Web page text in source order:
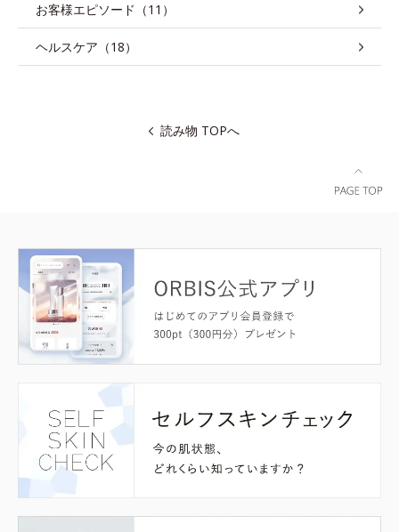
お客様エピソード（11）
ヘルスケア（18）
読み物 TOPへ